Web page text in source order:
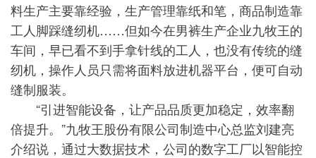
料生产主要靠经验，生产管理靠纸和笔，商品制造靠
工人脚踩缝纫机……但如今在男裤生产企业九牧王的
车间，早已看不到手拿针线的工人，也没有传统的缝
纫机，操作人员只需将面料放进机器平台，便可自动
缝制服装。
“引进智能设备，让产品品质更加稳定，效率翻
倍提升。”九牧王股份有限公司制造中心总监刘建亮
介绍说，通过大数据技术，公司的数字工厂以智能控